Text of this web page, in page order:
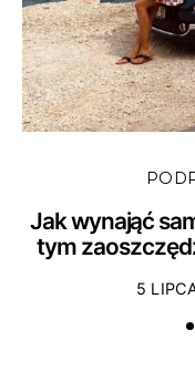
Jak wynająć
tym
5